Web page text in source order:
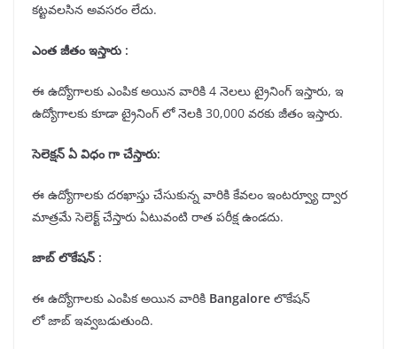
కట్టవలసిన అవసరం లేదు.
ఎంత జీతం ఇస్తారు :
ఈ ఉద్యోగాలకు ఎంపిక అయిన వారికి 4 నెలలు ట్రైనింగ్ ఇస్తారు, ఇ
ఉద్యోగాలకు కూడా ట్రైనింగ్ లో నెలకి 30,000 వరకు జీతం ఇస్తారు.
సెలెక్షన్ ఏ విధం గా చేస్తారు:
ఈ ఉద్యోగాలకు దరఖాస్తు చేసుకున్న వారికి కేవలం ఇంటర్వ్యూ ద్వార
మాత్రమే సెలెక్ట్ చేస్తారు ఏటువంటి రాత పరీక్ష ఉండదు.
జాబ్ లొకేషన్ :
ఈ ఉద్యోగాలకు ఎంపిక అయిన వారికి Bangalore లొకేషన్
లో జాబ్ ఇవ్వబడుతుంది.